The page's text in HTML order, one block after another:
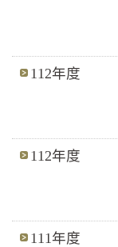
112年度
112年度
111年度